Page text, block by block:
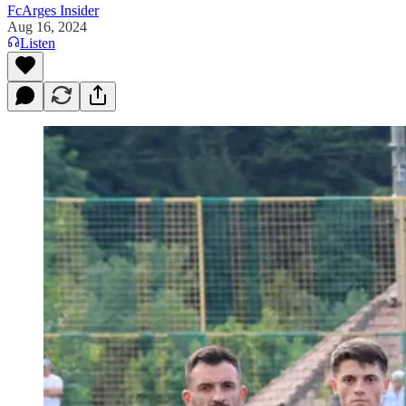
FcArges Insider
Aug 16, 2024
Listen